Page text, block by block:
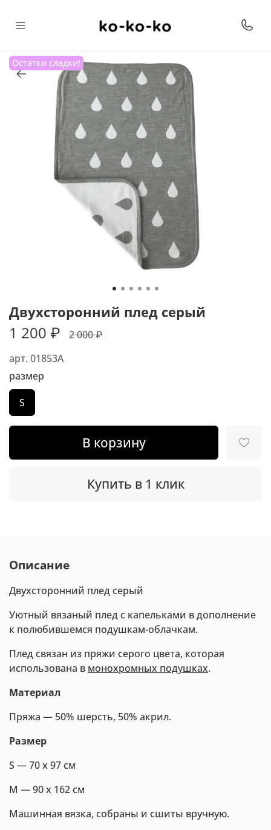
Остатки сладки!
арт. 01853A
Двухсторонний плед серый
1 200 ₽ 2 000 ₽
В корзину
Купить в 1 клик
размер
S
Описание
Двухсторонний плед серый
Уютный вязаный плед с капельками в дополнение
к полюбившемся подушкам-облачкам.
Плед связан из пряжи серого цвета, которая
использована в монохромных подушках.
Материал
Пряжа — 50% шерсть, 50% акрил.
Размер
S — 70 х 97 см
M — 90 х 162 см
Машинная вязка, собраны и сшиты вручную.